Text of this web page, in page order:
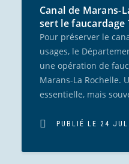
Canal de Marans-
sert le faucardage
Pour préserver le
usages, le
une opération de
Marans-La Rochelle.
essentielle, mais
PUBLIÉ LE 24